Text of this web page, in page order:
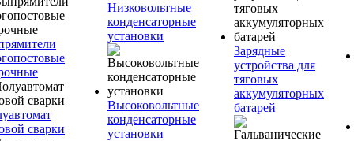
сварки
Низковольтные
конденсаторные
установки
Высоковольтные
конденсаторные
установки
Зарядные
устройства для
тяговых
аккумуляторных
батарей